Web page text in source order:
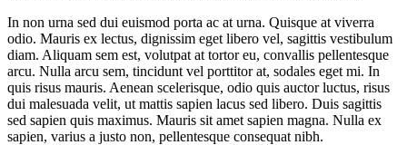
In non urna sed dui euismod porta ac at urna. Quisque at viverra
odio. Mauris ex lectus, dignissim eget libero vel, sagittis vestibulum
diam. Aliquam sem est, volutpat at tortor eu, convallis pellentesque
arcu. Nulla arcu sem, tincidunt vel porttitor at, sodales eget mi. In
quis risus mauris. Aenean scelerisque, odio quis auctor luctus, risus
dui malesuada velit, ut mattis sapien lacus sed libero. Duis sagittis
sed sapien quis maximus. Mauris sit amet sapien magna. Nulla ex
sapien, varius a justo non, pellentesque consequat nibh.